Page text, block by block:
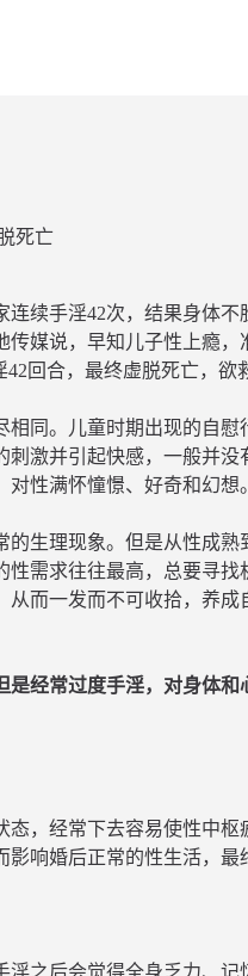
死亡
续手淫42次，结果身体不
媒说，早知儿子性上瘾
回合，最终虚脱死亡，欲
同。儿童时期出现的自
激并引起快感，一般并没
性满怀憧憬、好奇和幻想。
生理现象。但是从性成
需求往往最高，总要寻
而一发而不可收拾，养
经常过度手淫，对身体
，经常下去容易使性中
响婚后正常的性生活，最
之后会觉得全身乏力、